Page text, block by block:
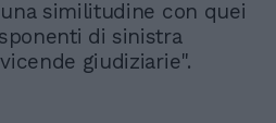
similitudine con quei
di sinistra
giudiziarie".